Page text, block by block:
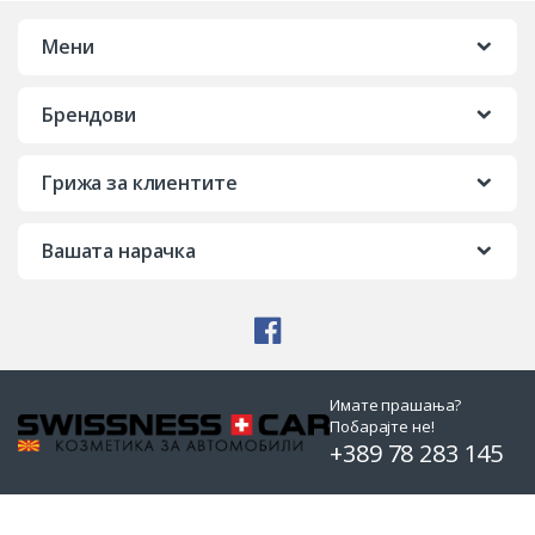
Мени
Брендови
Грижа за клиентите
Вашата нарачка
Имате прашања?
Побарајте не!
+389 78 283 145